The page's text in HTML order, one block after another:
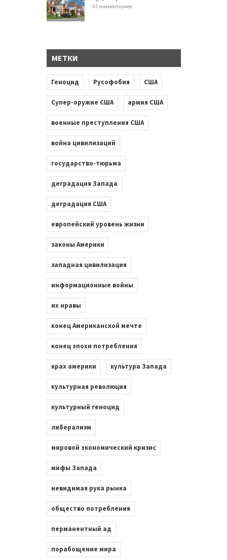
65 комментариев
МЕТКИ
Геноцид Русофобия США
Супер-оружие США армия США
военные преступления США
война цивилизаций
государство-тюрьма
деградация Запада
деградация США
европейский уровень жизни
законы Америки
западная цивилизация
информационные войны
их нравы
конец Американской мечте
конец эпохи потребления
крах америки культура Запада
культурная революция
культурный геноцид
либерализм
мировой экономический кризис
мифы Запада
невидимая рука рынка
общество потребления
перманентный ад
порабощение мира